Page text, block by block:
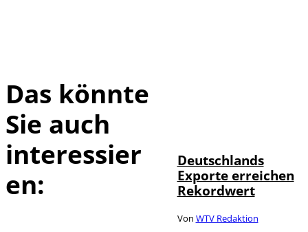
Das könnte
Sie auch
interessier
en:
Deutschlands
Exporte erreichen
Rekordwert
Von WTV Redaktion